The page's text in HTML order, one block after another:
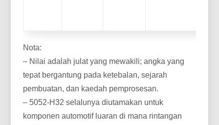
Nota:
– Nilai adalah julat yang mewakili; angka yang
tepat bergantung pada ketebalan, sejarah
pembuatan, dan kaedah pemprosesan.
– 5052-H32 selalunya diutamakan untuk
komponen automotif luaran di mana rintangan